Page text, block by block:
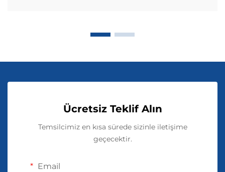
Ücretsiz Teklif Alın
Temsilcimiz en kısa sürede sizinle iletişime
geçecektir.
Email